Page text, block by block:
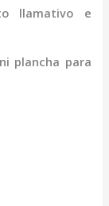
llamativo e
plancha para